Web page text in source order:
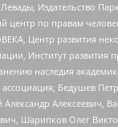
Издательство
центр по правам
Центр развития
Институт развития
наследия
ассоциация, Бедушев
Алексеевич,
Шарипков Олег